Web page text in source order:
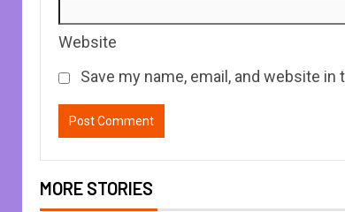
Website
Save my name, email, and website
MORE STORIES